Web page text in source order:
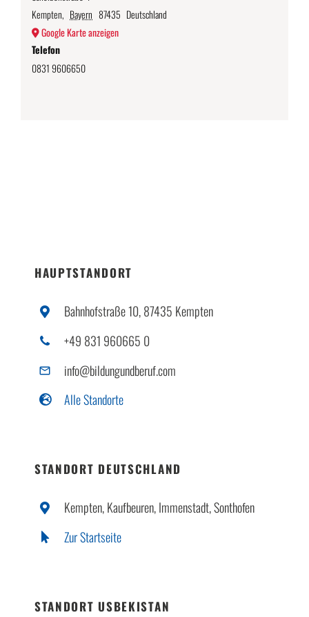
Kempten, Bayern 87435 Deutschland
Google Karte anzeigen
Telefon
0831 9606650
HAUPTSTANDORT
Bahnhofstraße 10, 87435 Kempten
+49 831 960665 0
info@bildungundberuf.com
Alle Standorte
STANDORT DEUTSCHLAND
Kempten, Kaufbeuren, Immenstadt, Sonthofen
Zur Startseite
STANDORT USBEKISTAN